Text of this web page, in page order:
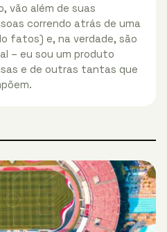
vão além de suas
correndo atrás de uma
fatos) e, na verdade, são
– eu sou um produto
e de outras tantas que